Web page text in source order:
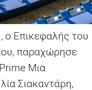
ο Επικεφαλής του
παραχώρησε
Μια
Σιακαντάρη,